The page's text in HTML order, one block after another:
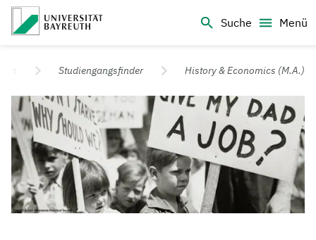
Suche
Menü
Universität Bayreuth – Deine Top-Campus-Uni
Studiengangsfinder History & Economics (M.A.)